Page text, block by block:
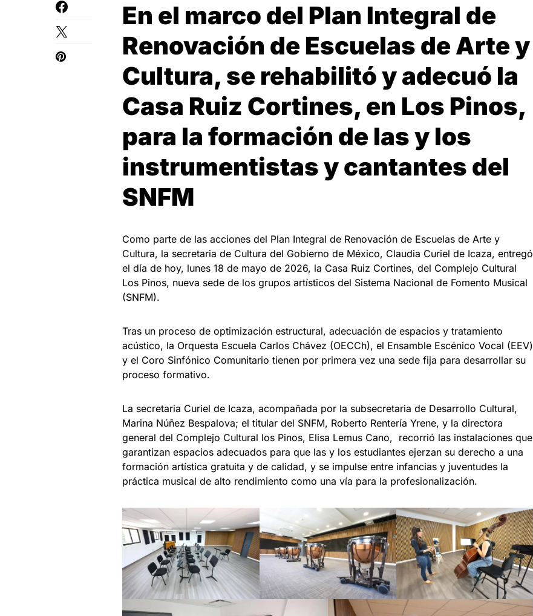
En el marco del Plan Integral de
Renovación de Escuelas de Arte y
Cultura, se rehabilitó y adecuó la
Casa Ruiz Cortines, en Los Pinos,
para la formación de las y los
instrumentistas y cantantes del
SNFM
Como parte de las acciones del Plan Integral de Renovación de Escuelas de Arte y
Cultura, la secretaria de Cultura del Gobierno de México, Claudia Curiel de Icaza, entregó
el día de hoy, lunes 18 de mayo de 2026, la Casa Ruiz Cortines, del Complejo Cultural
Los Pinos, nueva sede de los grupos artísticos del Sistema Nacional de Fomento Musical
(SNFM).
Tras un proceso de optimización estructural, adecuación de espacios y tratamiento
acústico, la Orquesta Escuela Carlos Chávez (OECCh), el Ensamble Escénico Vocal (EEV)
y el Coro Sinfónico Comunitario tienen por primera vez una sede fija para desarrollar su
proceso formativo.
La secretaria Curiel de Icaza, acompañada por la subsecretaria de Desarrollo Cultural,
Marina Núñez Bespalova; el titular del SNFM, Roberto Rentería Yrene, y la directora
general del Complejo Cultural los Pinos, Elisa Lemus Cano, recorrió las instalaciones que
garantizan espacios adecuados para que las y los estudiantes ejerzan su derecho a una
formación artística gratuita y de calidad, y se impulse entre infancias y juventudes la
práctica musical de alto rendimiento como una vía para la profesionalización.